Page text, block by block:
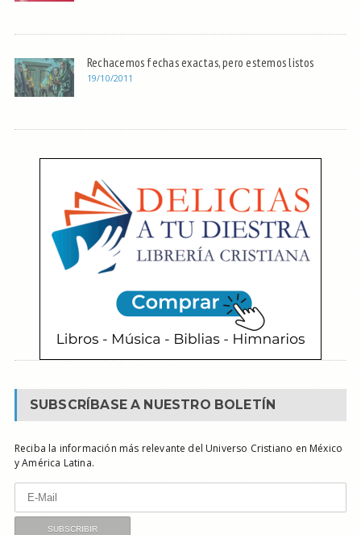
Rechacemos fechas exactas, pero estemos listos
19/10/2011
SUBSCRÍBASE A NUESTRO BOLETÍN
Reciba la información más relevante del Universo Cristiano en México
y América Latina.